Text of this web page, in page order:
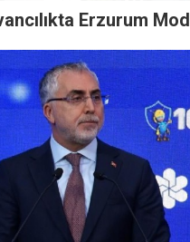
Erzurum